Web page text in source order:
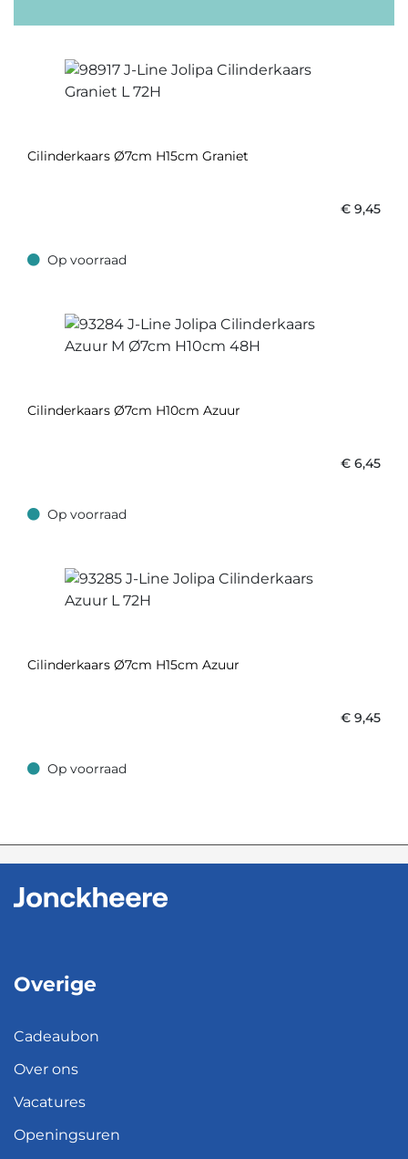
Cilinderkaars Ø7cm H15cm Graniet
€ 9,45
Op voorraad
Op voorraad
Cilinderkaars Ø7cm H10cm Azuur
€ 6,45
Op voorraad
Op voorraad
Cilinderkaars Ø7cm H15cm Azuur
€ 9,45
Op voorraad
Op voorraad
Overige
Cadeaubon
Over ons
Vacatures
Openingsuren